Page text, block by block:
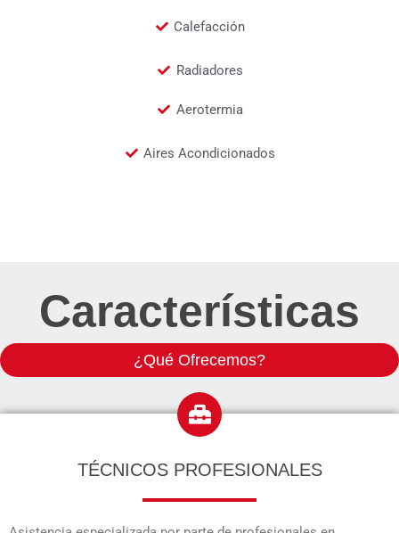
Calefacción
Radiadores
Aerotermia
Aires Acondicionados
Características
¿Qué Ofrecemos?
TÉCNICOS PROFESIONALES